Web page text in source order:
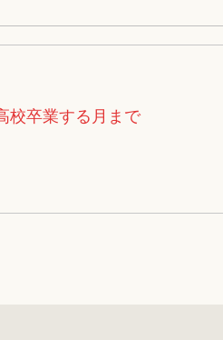
卒業する月まで